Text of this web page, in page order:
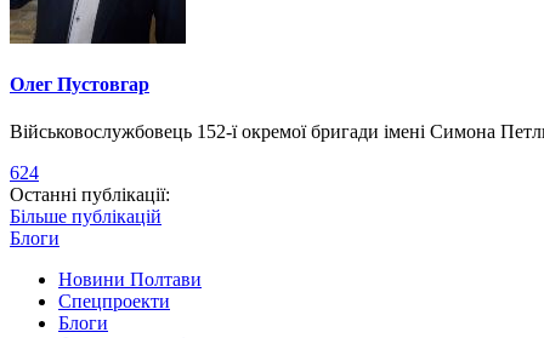
Олег Пустовгар
Військовослужбовець 152-ї окремої бригади імені Симона
624
Останні публікації:
Більше публікацій
Блоги
Новини Полтави
Спецпроекти
Блоги